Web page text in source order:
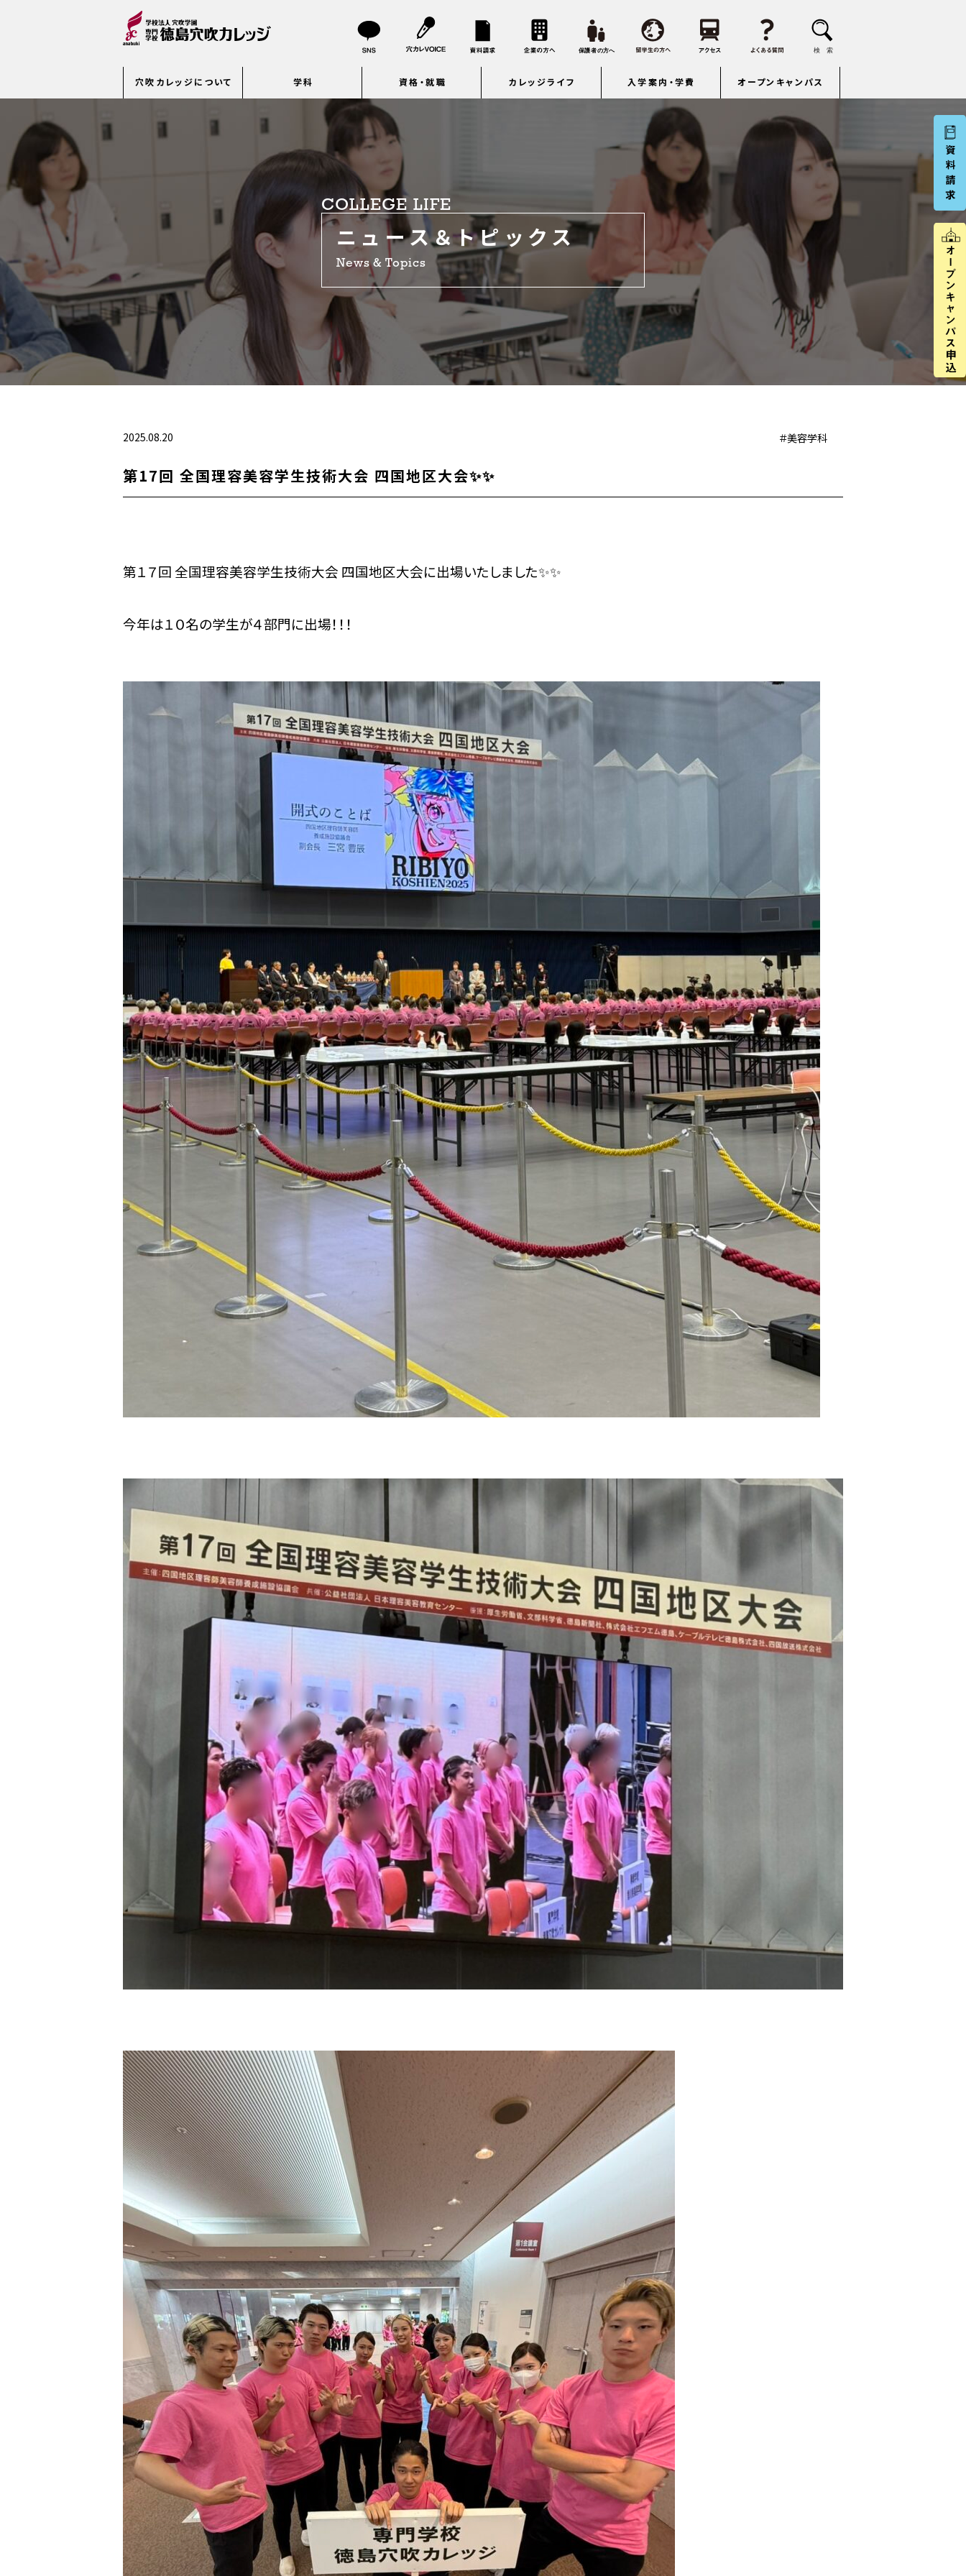
穴吹カレッジについて 学科 資格・就職 カレッジライフ 入学案内・学費 オープンキャンパス
COLLEGE LIFE
ニュース＆トピックス
News & Topics
2025.08.20 ＃美容学科
第17回 全国理容美容学生技術大会 四国地区大会✨✨
第１７回 全国理容美容学生技術大会 四国地区大会に出場いたしました✨✨
今年は１０名の学生が４部門に出場！！！